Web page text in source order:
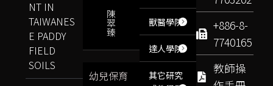
+886-8-
7740165
教師操
獸醫學院
達人學院
其它研究
陳
翠
臻
幼兒保育
NT IN
TAIWANES
E PADDY
FIELD
SOILS